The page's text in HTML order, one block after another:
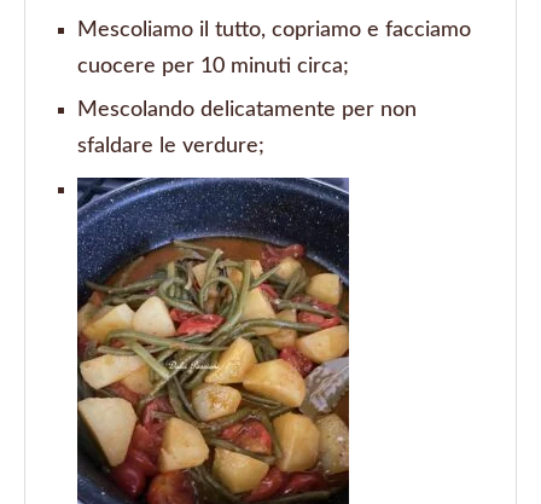
Mescoliamo il tutto, copriamo e facciamo
cuocere per 10 minuti circa;
Mescolando delicatamente per non
sfaldare le verdure;